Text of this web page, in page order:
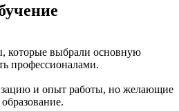
которые выбрали основную
профессионалами.
и опыт работы, но желающие